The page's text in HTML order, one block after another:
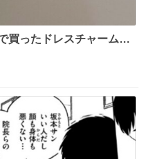
買ったドレスチャームを
して、リップにつけた
ュにつけたりしています